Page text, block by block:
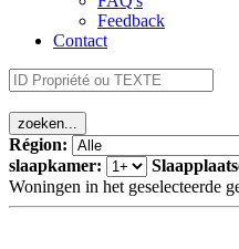
Feedback
Contact
Région:
slaapkamer:
Woningen in het geselecteerde